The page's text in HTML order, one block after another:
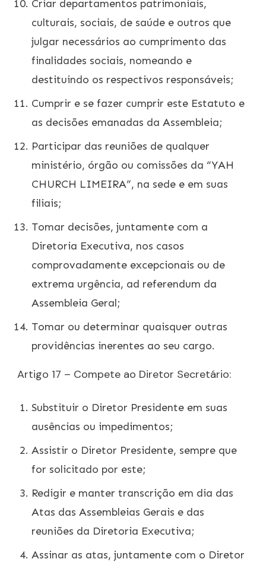
Criar departamentos patrimoniais,
culturais, sociais, de saúde e outros que
julgar necessários ao cumprimento das
finalidades sociais, nomeando e
destituindo os respectivos responsáveis;
Cumprir e se fazer cumprir este Estatuto e
as decisões emanadas da Assembleia;
Participar das reuniões de qualquer
ministério, órgão ou comissões da “YAH
CHURCH LIMEIRA”, na sede e em suas
filiais;
Tomar decisões, juntamente com a
Diretoria Executiva, nos casos
comprovadamente excepcionais ou de
extrema urgência, ad referendum da
Assembleia Geral;
Tomar ou determinar quaisquer outras
providências inerentes ao seu cargo.
Artigo 17 – Compete ao Diretor Secretário:
Substituir o Diretor Presidente em suas
ausências ou impedimentos;
Assistir o Diretor Presidente, sempre que
for solicitado por este;
Redigir e manter transcrição em dia das
Atas das Assembleias Gerais e das
reuniões da Diretoria Executiva;
Assinar as atas, juntamente com o Diretor